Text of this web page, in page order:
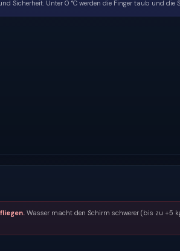
Sicherheit. Unter 0 °C werden die Finger taub und die
Wasser macht den Schirm schwerer (bis zu +5